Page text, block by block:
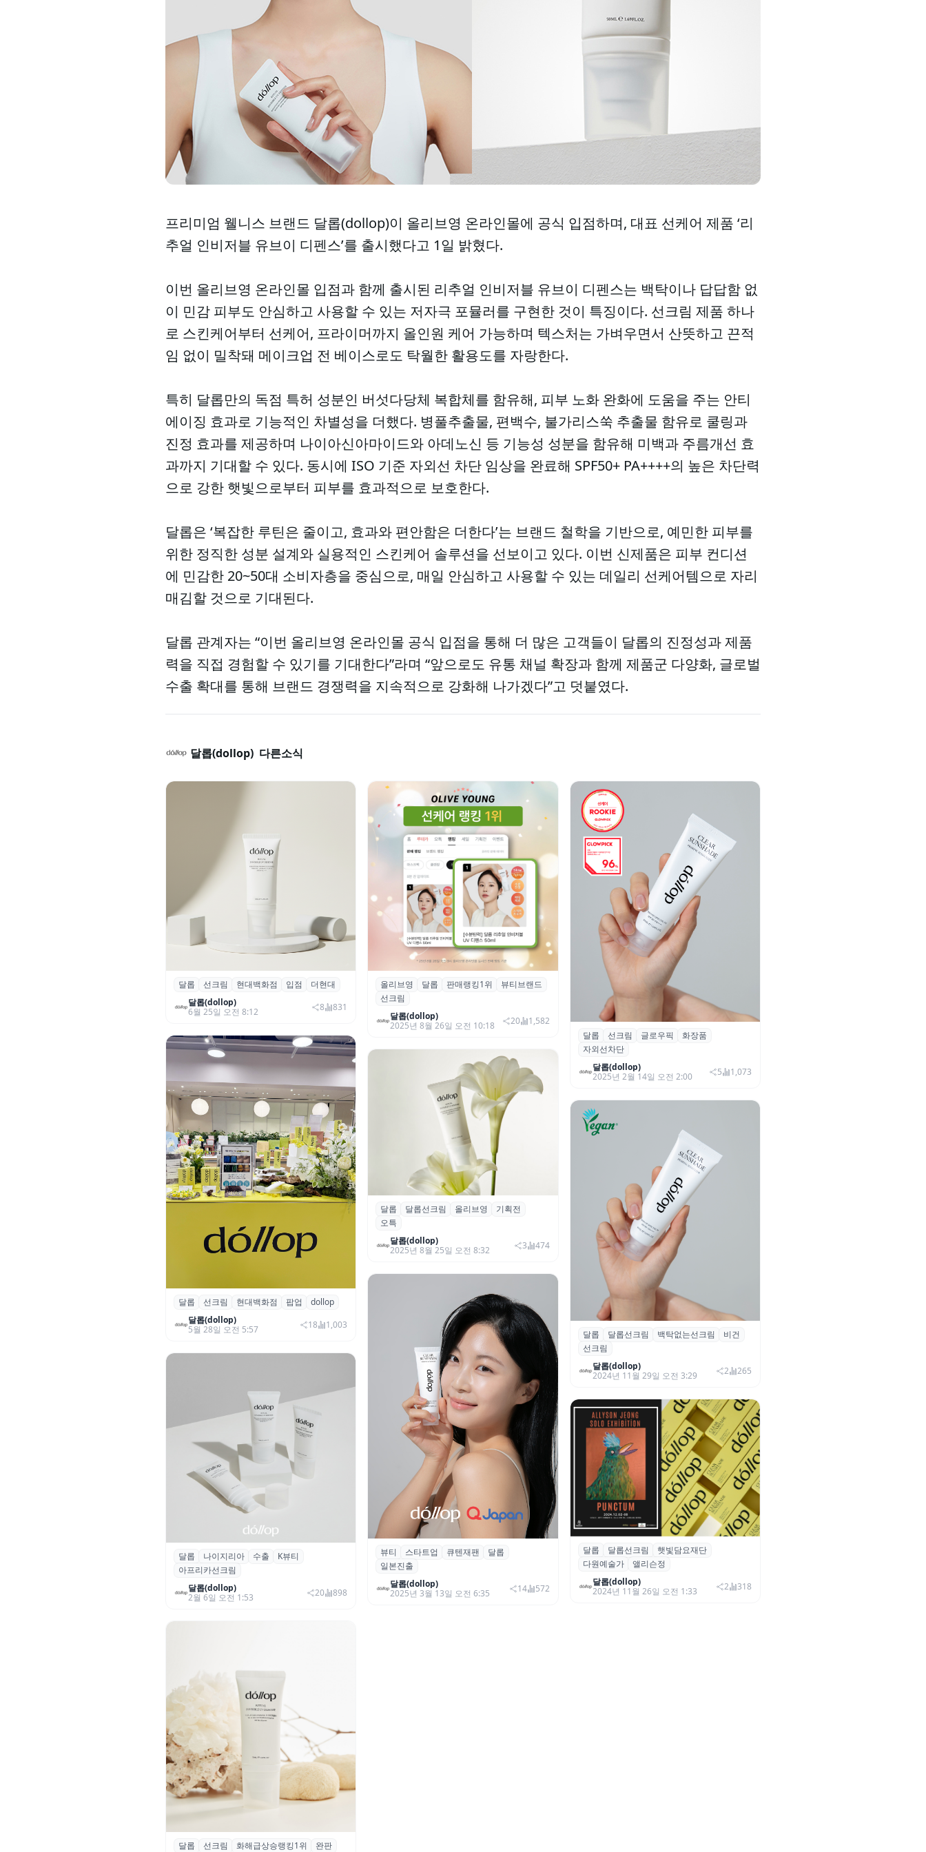
프리미엄 웰니스 브랜드 달롭(dollop)이 올리브영 온라인몰에 공식 입점하며, 대표 선케어 제품 ‘리
추얼 인비저블 유브이 디펜스’를 출시했다고 1일 밝혔다.
이번 올리브영 온라인몰 입점과 함께 출시된 리추얼 인비저블 유브이 디펜스는 백탁이나 답답함 없
이 민감 피부도 안심하고 사용할 수 있는 저자극 포뮬러를 구현한 것이 특징이다. 선크림 제품 하나
로 스킨케어부터 선케어, 프라이머까지 올인원 케어 가능하며 텍스처는 가벼우면서 산뜻하고 끈적
임 없이 밀착돼 메이크업 전 베이스로도 탁월한 활용도를 자랑한다.
특히 달롭만의 독점 특허 성분인 버섯다당체 복합체를 함유해, 피부 노화 완화에 도움을 주는 안티
에이징 효과로 기능적인 차별성을 더했다. 병풀추출물, 편백수, 불가리스쑥 추출물 함유로 쿨링과
진정 효과를 제공하며 나이아신아마이드와 아데노신 등 기능성 성분을 함유해 미백과 주름개선 효
과까지 기대할 수 있다. 동시에 ISO 기준 자외선 차단 임상을 완료해 SPF50+ PA++++의 높은 차단력
으로 강한 햇빛으로부터 피부를 효과적으로 보호한다.
달롭은 ‘복잡한 루틴은 줄이고, 효과와 편안함은 더한다’는 브랜드 철학을 기반으로, 예민한 피부를
위한 정직한 성분 설계와 실용적인 스킨케어 솔루션을 선보이고 있다. 이번 신제품은 피부 컨디션
에 민감한 20~50대 소비자층을 중심으로, 매일 안심하고 사용할 수 있는 데일리 선케어템으로 자리
매김할 것으로 기대된다.
달롭 관계자는 “이번 올리브영 온라인몰 공식 입점을 통해 더 많은 고객들이 달롭의 진정성과 제품
력을 직접 경험할 수 있기를 기대한다”라며 “앞으로도 유통 채널 확장과 함께 제품군 다양화, 글로벌
수출 확대를 통해 브랜드 경쟁력을 지속적으로 강화해 나가겠다”고 덧붙였다.
달롭(dollop) 다른소식
달롭, 현대백화점 전 지점 입점…프리미
엄 유통 채널 본격 확대
달롭 선크림 현대백화점 입점
더현대
달롭(dollop)
6월 25일 오전 8:12
8 831
달롭, 현대백화점 목동점 팝업 성료…‘리
추얼 인비저블 UV 디펜스’ 관심 집중
달롭 선크림 현대백화점 팝업
dollop
달롭(dollop)
5월 28일 오전 5:57
18 1,003
달롭, 나이지리아 수출 계약…아프리카
시장 문 열다
달롭 나이지리아 수출
K뷰티
아프리카선크림
달롭(dollop)
2월 6일 오전 1:53
20 898
달롭, 리추얼 인비저블 유브이 디펜스 출
달롭 선크림 화해급상승랭킹1위 완판
달롭, 올리브영 선케어 판매 랭킹 1위 기
록
올리브영 달롭 판매랭킹1위
뷰티브랜드
선크림
달롭(dollop)
2025년 8월 26일 오전 10:18
20 1,582
달롭, 올리브영 기획전 및 오특 진행
달롭 달롭선크림 올리브영
기획전
오특
달롭(dollop)
2025년 8월 25일 오전 8:32
3 474
달롭, 큐텐재팬 입점으로 일본 시장 공략
본격화
뷰티 스타트업 큐텐재팬
달롭
일본진출
달롭(dollop)
2025년 3월 13일 오전 6:35
14 572
달롭, 투명 선크림 ‘글로우픽 신제품 루
키’ 선정
달롭 선크림 글로우픽
화장품
자외선차단
달롭(dollop)
2025년 2월 14일 오전 2:00
5 1,073
달롭, 클리어 선쉐이드 프라이밍 선스크
린 비건 인증 획득
달롭 달롭선크림 백탁없는선크림
비건
선크림
달롭(dollop)
2024년 11월 29일 오전 3:29
2 265
달롭, 다원예술가 앨리슨 정 푼크툼 전시
공식 협찬
달롭 달롭선크림
햇빛담요재단
다원예술가
앨리슨정
달롭(dollop)
2024년 11월 26일 오전 1:33
2 318